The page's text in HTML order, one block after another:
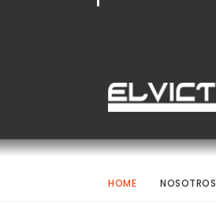
HOME NOSOTROS